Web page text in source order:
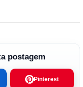
postagem
Pinterest